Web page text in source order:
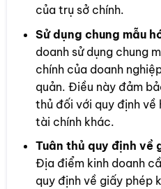
của trụ sở chính.
Sử dụng chung mẫu
doanh sử dụng chung
chính của doanh
quản. Điều này đảm
thủ đối với quy định về
tài chính khác.
Tuân thủ quy định về
Địa điểm kinh doanh
quy định về giấy phép